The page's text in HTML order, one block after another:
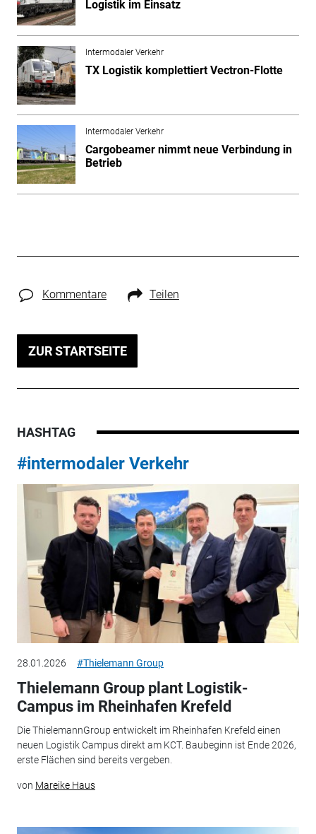
Logistik im Einsatz
Intermodaler Verkehr
TX Logistik komplettiert Vectron-Flotte
Intermodaler Verkehr
Cargobeamer nimmt neue Verbindung in
Betrieb
Kommentare Teilen
ZUR STARTSEITE
HASHTAG
#intermodaler Verkehr
28.01.2026 #Thielemann Group
Thielemann Group plant Logistik-
Campus im Rheinhafen Krefeld
Die ThielemannGroup entwickelt im Rheinhafen Krefeld einen
neuen Logistik Campus direkt am KCT. Baubeginn ist Ende 2026,
erste Flächen sind bereits vergeben.
von Mareike Haus